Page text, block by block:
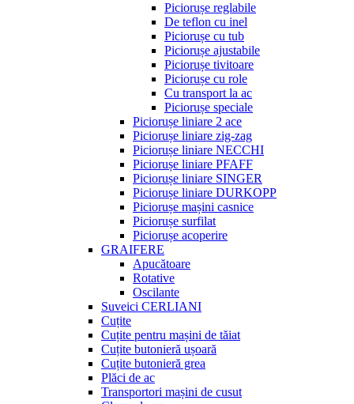
Piciorușe reglabile
De teflon cu inel
Piciorușe cu tub
Piciorușe ajustabile
Piciorușe tivitoare
Piciorușe cu role
Cu transport la ac
Piciorușe speciale
Piciorușe liniare 2 ace
Piciorușe liniare zig-zag
Piciorușe liniare NECCHI
Piciorușe liniare PFAFF
Piciorușe liniare SINGER
Piciorușe liniare DURKOPP
Piciorușe mașini casnice
Piciorușe surfilat
Piciorușe acoperire
GRAIFERE
Apucătoare
Rotative
Oscilante
Suveici CERLIANI
Cuțite
Cuțite pentru mașini de tăiat
Cuțite butonieră ușoară
Cuțite butonieră grea
Plăci de ac
Transportori mașini de cusut